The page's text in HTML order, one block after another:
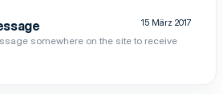
15 März 2017
somewhere on the site to receive